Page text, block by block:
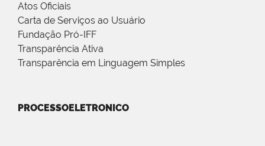
Atos Oficiais
Carta de Serviços ao Usuário
Fundação Pró-IFF
Transparência Ativa
Transparência em Linguagem Simples
PROCESSOELETRONICO